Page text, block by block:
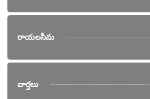
రాయలసీమ
వార్తలు